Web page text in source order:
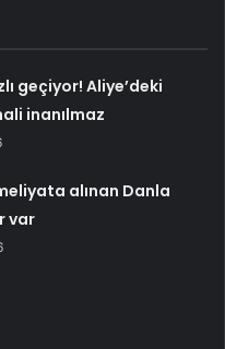
geçiyor! Aliye’deki
inanılmaz
alınan Danla
var